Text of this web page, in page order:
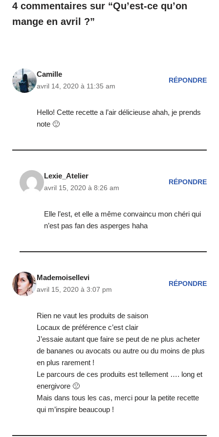
4 commentaires sur “Qu’est-ce qu’on
mange en avril ?”
Camille
avril 14, 2020 à 11:35 am
RÉPONDRE
Hello! Cette recette a l’air délicieuse ahah, je prends
note 🙂
Lexie_Atelier
avril 15, 2020 à 8:26 am
RÉPONDRE
Elle l’est, et elle a même convaincu mon chéri qui
n’est pas fan des asperges haha
Mademoisellevi
avril 15, 2020 à 3:07 pm
RÉPONDRE
Rien ne vaut les produits de saison
Locaux de préférence c’est clair
J’essaie autant que faire se peut de ne plus acheter
de bananes ou avocats ou autre ou du moins de plus
en plus rarement !
Le parcours de ces produits est tellement …. long et
energivore 🙁
Mais dans tous les cas, merci pour la petite recette
qui m’inspire beaucoup !